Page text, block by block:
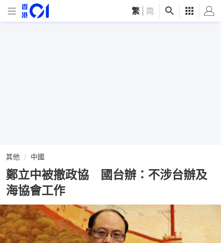
繁 简
其他 中國
鄭立中被撤政協 國台辦：不涉台辦及
海協會工作